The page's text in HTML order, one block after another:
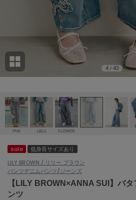
ョン雑貨 (865)
/ランジェリー (127)
ェア (121)
(124)
ALLISON BROWN
アリソンブラウン
Ame no chi Hare
アメノチハレ
アモマ
ánuans
アニュアンス
ànuke
アンヌーク
ASICS
アシックス
4/ 43
PNK LBLU FLOWER
sale
低身長サイズあり
LILY BROWN / リリー ブラウン
パンツデニムパンツ/ジーンズ
【LILY BROWN×ANNA SUI】バ
ンツ